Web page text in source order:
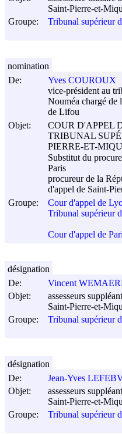
Saint-Pierre-et-
Groupe:
Tribunal supérieur
De:
Yves COUROUX
vice-président au
Nouméa chargé de
de Lifou
Objet:
COUR D'APPEL
TRIBUNAL
PIERRE-ET-
Substitut du
Paris
procureur de la
d'appel de Saint-
Groupe:
Cour d'appel de
Tribunal supérieur
Cour d'appel de
nomination
De:
Vincent
Objet:
assesseurs
Saint-Pierre-et-
Groupe:
Tribunal supérieur
désignation
De:
Jean-Yves
Objet:
assesseurs
Saint-Pierre-et-
Groupe:
Tribunal supérieur
désignation